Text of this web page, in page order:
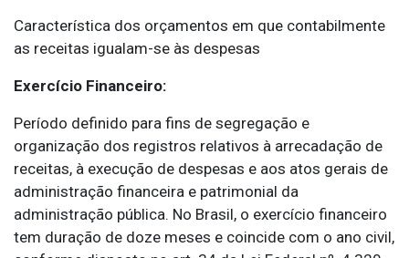
Característica dos orçamentos em que contabilmente
as receitas igualam-se às despesas
Exercício Financeiro:
Período definido para fins de segregação e
organização dos registros relativos à arrecadação de
receitas, à execução de despesas e aos atos gerais de
administração financeira e patrimonial da
administração pública. No Brasil, o exercício financeiro
tem duração de doze meses e coincide com o ano civil,